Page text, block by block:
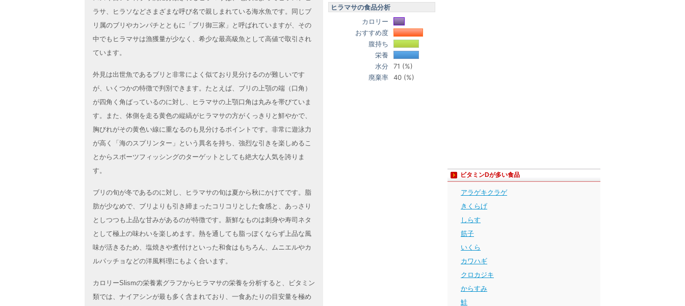
ラサ、ヒラソなどさまざまな呼び名で親しまれている海水魚です。同じブ
リ属のブリやカンパチとともに「ブリ御三家」と呼ばれていますが、その
中でもヒラマサは漁獲量が少なく、希少な最高級魚として高値で取引され
ています。
外見は出世魚であるブリと非常によく似ており見分けるのが難しいです
が、いくつかの特徴で判別できます。たとえば、ブリの上顎の端（口角）
が四角く角ばっているのに対し、ヒラマサの上顎口角は丸みを帯びていま
す。また、体側を走る黄色の縦縞がヒラマサの方がくっきりと鮮やかで、
胸びれがその黄色い線に重なるのも見分けるポイントです。非常に遊泳力
が高く「海のスプリンター」という異名を持ち、強烈な引きを楽しめるこ
とからスポーツフィッシングのターゲットとしても絶大な人気を誇りま
す。
ブリの旬が冬であるのに対し、ヒラマサの旬は夏から秋にかけてです。脂
肪が少なめで、ブリよりも引き締まったコリコリとした食感と、あっさり
としつつも上品な甘みがあるのが特徴です。新鮮なものは刺身や寿司ネタ
として極上の味わいを楽しめます。熱を通しても脂っぽくならず上品な風
味が活きるため、塩焼きや煮付けといった和食はもちろん、ムニエルやカ
ルパッチョなどの洋風料理にもよく合います。
カロリーSlismの栄養素グラフからヒラマサの栄養を分析すると、ビタミン
類では、ナイアシンが最も多く含まれており、一食あたりの目安量を極め
ヒラマサの食品分析
カロリー
おすすめ度
腹持ち
栄養
水分
71 (%)
廃棄率
40 (%)
ビタミンDが多い食品
アラゲキクラゲ
きくらげ
しらす
筋子
いくら
カワハギ
クロカジキ
からすみ
鮭